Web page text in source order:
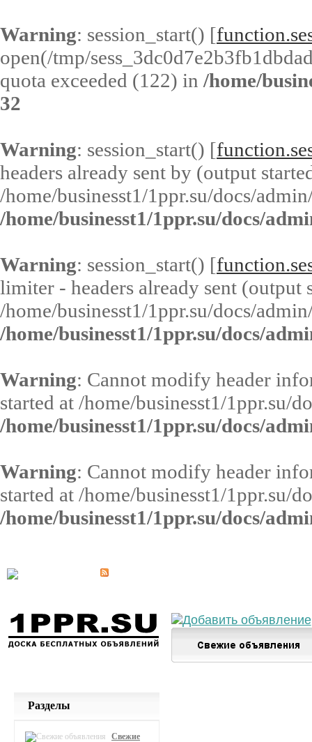
Warning: session_start() [
open(/tmp/
quota exceeded (122) in /home/
32
Warning: session_start() [
headers already sent by (output
/home/businesst1/1ppr.su/docs/
/home/businesst1/1ppr.su/docs/
Warning: session_start() [
limiter - headers already sent (output
/home/businesst1/1ppr.su/docs/
/home/businesst1/1ppr.su/docs/
Warning: Cannot modify header
started at /home/businesst1/1ppr.su/
/home/businesst1/1ppr.su/docs/
Warning: Cannot modify header
started at /home/businesst1/1ppr.su/
/home/businesst1/1ppr.su/docs/
Разделы
Свежие